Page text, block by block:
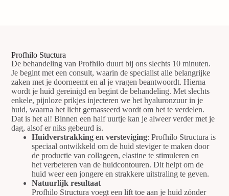
Profhilo Stuctura
De behandeling van Profhilo duurt bij ons slechts 10 minuten.
Je begint met een consult, waarin de specialist alle belangrijke
zaken met je doorneemt en al je vragen beantwoordt. Hierna
wordt je huid gereinigd en begint de behandeling. Met slechts
enkele, pijnloze prikjes injecteren we het hyaluronzuur in je
huid, waarna het licht gemasseerd wordt om het te verdelen.
Dat is het al! Binnen een half uurtje kan je alweer verder met je
dag, alsof er niks gebeurd is.
Huidverstrakking en versteviging: Profhilo Structura is
speciaal ontwikkeld om de huid steviger te maken door
de productie van collageen, elastine te stimuleren en
het verbeteren van de huidcontouren. Dit helpt om de
huid weer een jongere en strakkere uitstraling te geven.
Natuurlijk resultaat
Profhilo Structura voegt een lift toe aan je huid zónder